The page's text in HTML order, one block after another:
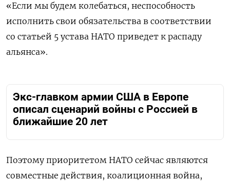
«Если мы будем колебаться, неспособность
исполнить свои обязательства в соответствии
со статьей 5 устава НАТО приведет к распаду
альянса».
Экс-главком армии США в Европе
описал сценарий войны с Россией в
ближайшие 20 лет
Поэтому приоритетом НАТО сейчас являются
совместные действия, коалиционная война,